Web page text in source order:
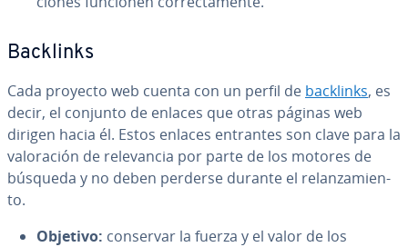
Backlinks
Cada proyecto web cuenta con un perfil de backlinks, es
decir, el conjunto de enlaces que otras páginas web
dirigen hacia él. Estos enlaces entrantes son clave para la
va­lo­ra­ción de re­le­va­n­cia por parte de los motores de
búsqueda y no deben perderse durante el re­la­n­za­mie­n­
to.
Objetivo: conservar la fuerza y el valor de los